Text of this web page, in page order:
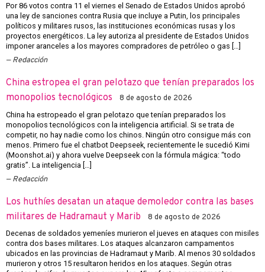
Por 86 votos contra 11 el viernes el Senado de Estados Unidos aprobó
una ley de sanciones contra Rusia que incluye a Putin, los principales
políticos y militares rusos, las instituciones económicas rusas y los
proyectos energéticos. La ley autoriza al presidente de Estados Unidos
imponer aranceles a los mayores compradores de petróleo o gas […]
Redacción
China estropea el gran pelotazo que tenían preparados los
monopolios tecnológicos
8 de agosto de 2026
China ha estropeado el gran pelotazo que tenían preparados los
monopolios tecnológicos con la inteligencia artificial. Si se trata de
competir, no hay nadie como los chinos. Ningún otro consigue más con
menos. Primero fue el chatbot Deepseek, recientemente le sucedió Kimi
(Moonshot.ai) y ahora vuelve Deepseek con la fórmula mágica: “todo
gratis”. La inteligencia […]
Redacción
Los huthíes desatan un ataque demoledor contra las bases
militares de Hadramaut y Marib
8 de agosto de 2026
Decenas de soldados yemeníes murieron el jueves en ataques con misiles
contra dos bases militares. Los ataques alcanzaron campamentos
ubicados en las provincias de Hadramaut y Marib. Al menos 30 soldados
murieron y otros 15 resultaron heridos en los ataques. Según otras